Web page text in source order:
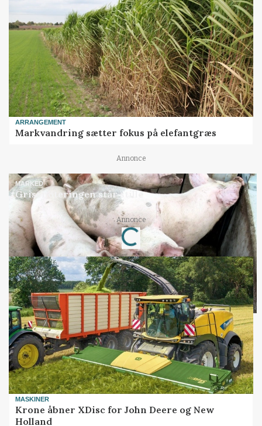
ARRANGEMENT
Markvandring sætter fokus på elefantgræs
Annonce
MARKED
Grisenoteringen står stille
Annonce
Loading...
MASKINER
Krone åbner XDisc for John Deere og New
Holland